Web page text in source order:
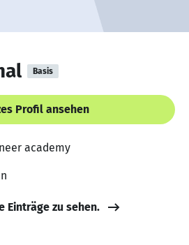
Basis
Profil ansehen
academy
Einträge zu sehen.